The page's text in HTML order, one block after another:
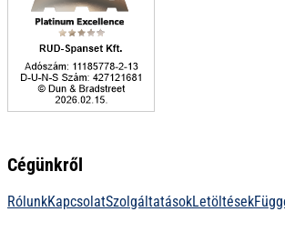
Cégünkről
RólunkKapcsolatSzolgáltatásokLetöltések